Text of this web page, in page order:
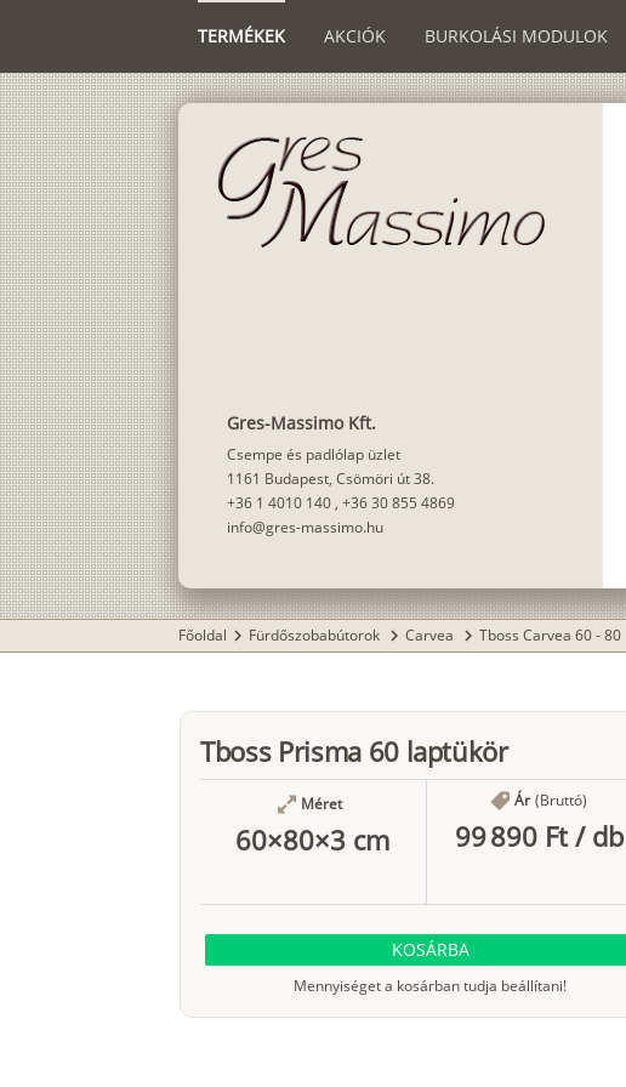
TERMÉKEK AKCIÓK BURKOLÁSI MODULOK
Gres-Massimo Kft.
Csempe és padlólap üzlet
1161 Budapest, Csömöri út 38.
+36 1 4010 140 , +36 30 855 4869
info@gres-massimo.hu
Főoldal chevron_right Fürdőszobabútorok chevron_right Carvea chevron_right Tboss Carvea 60 - 80
Tboss Prisma 60 laptükör
Méret
60×80×3 cm
Ár (Bruttó)
99 890 Ft/ db
KOSÁRBA
Mennyiséget a kosárban tudja beállítani!